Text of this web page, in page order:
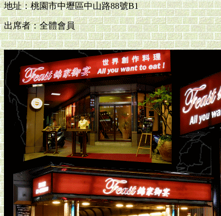
地址：桃園市中壢區中山路88號B1
出席者：全體會員